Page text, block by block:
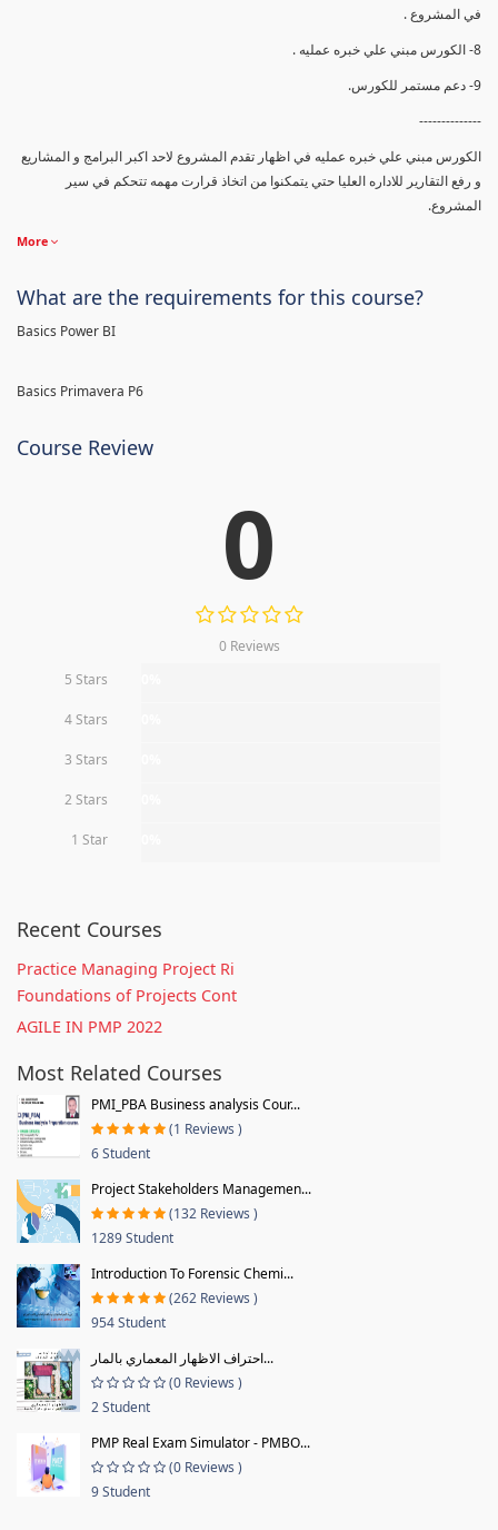
في المشروع .
8- الكورس مبني علي خبره عمليه .
9- دعم مستمر للكورس.
--------------
الكورس مبني علي خبره عمليه في اظهار تقدم المشروع لاحد اكبر البرامج و المشاريع
و رفع التقارير للاداره العليا حتي يتمكنوا من اتخاذ قرارت مهمه تتحكم في سير
المشروع.
More
What are the requirements for this course?
Basics Power BI
Basics Primavera P6
Course Review
0
0 Reviews
5 Stars
4 Stars
3 Stars
2 Stars
1 Star
Recent Courses
Practice Managing Project Ri
Foundations of Projects Cont
AGILE IN PMP 2022
Most Related Courses
PMI_PBA Business analysis Cour...
(1 Reviews )
6 Student
Project Stakeholders Managemen...
(132 Reviews )
1289 Student
Introduction To Forensic Chemi...
(262 Reviews )
954 Student
احتراف الاظهار المعماري بالمار...
(0 Reviews )
2 Student
PMP Real Exam Simulator - PMBO...
(0 Reviews )
9 Student